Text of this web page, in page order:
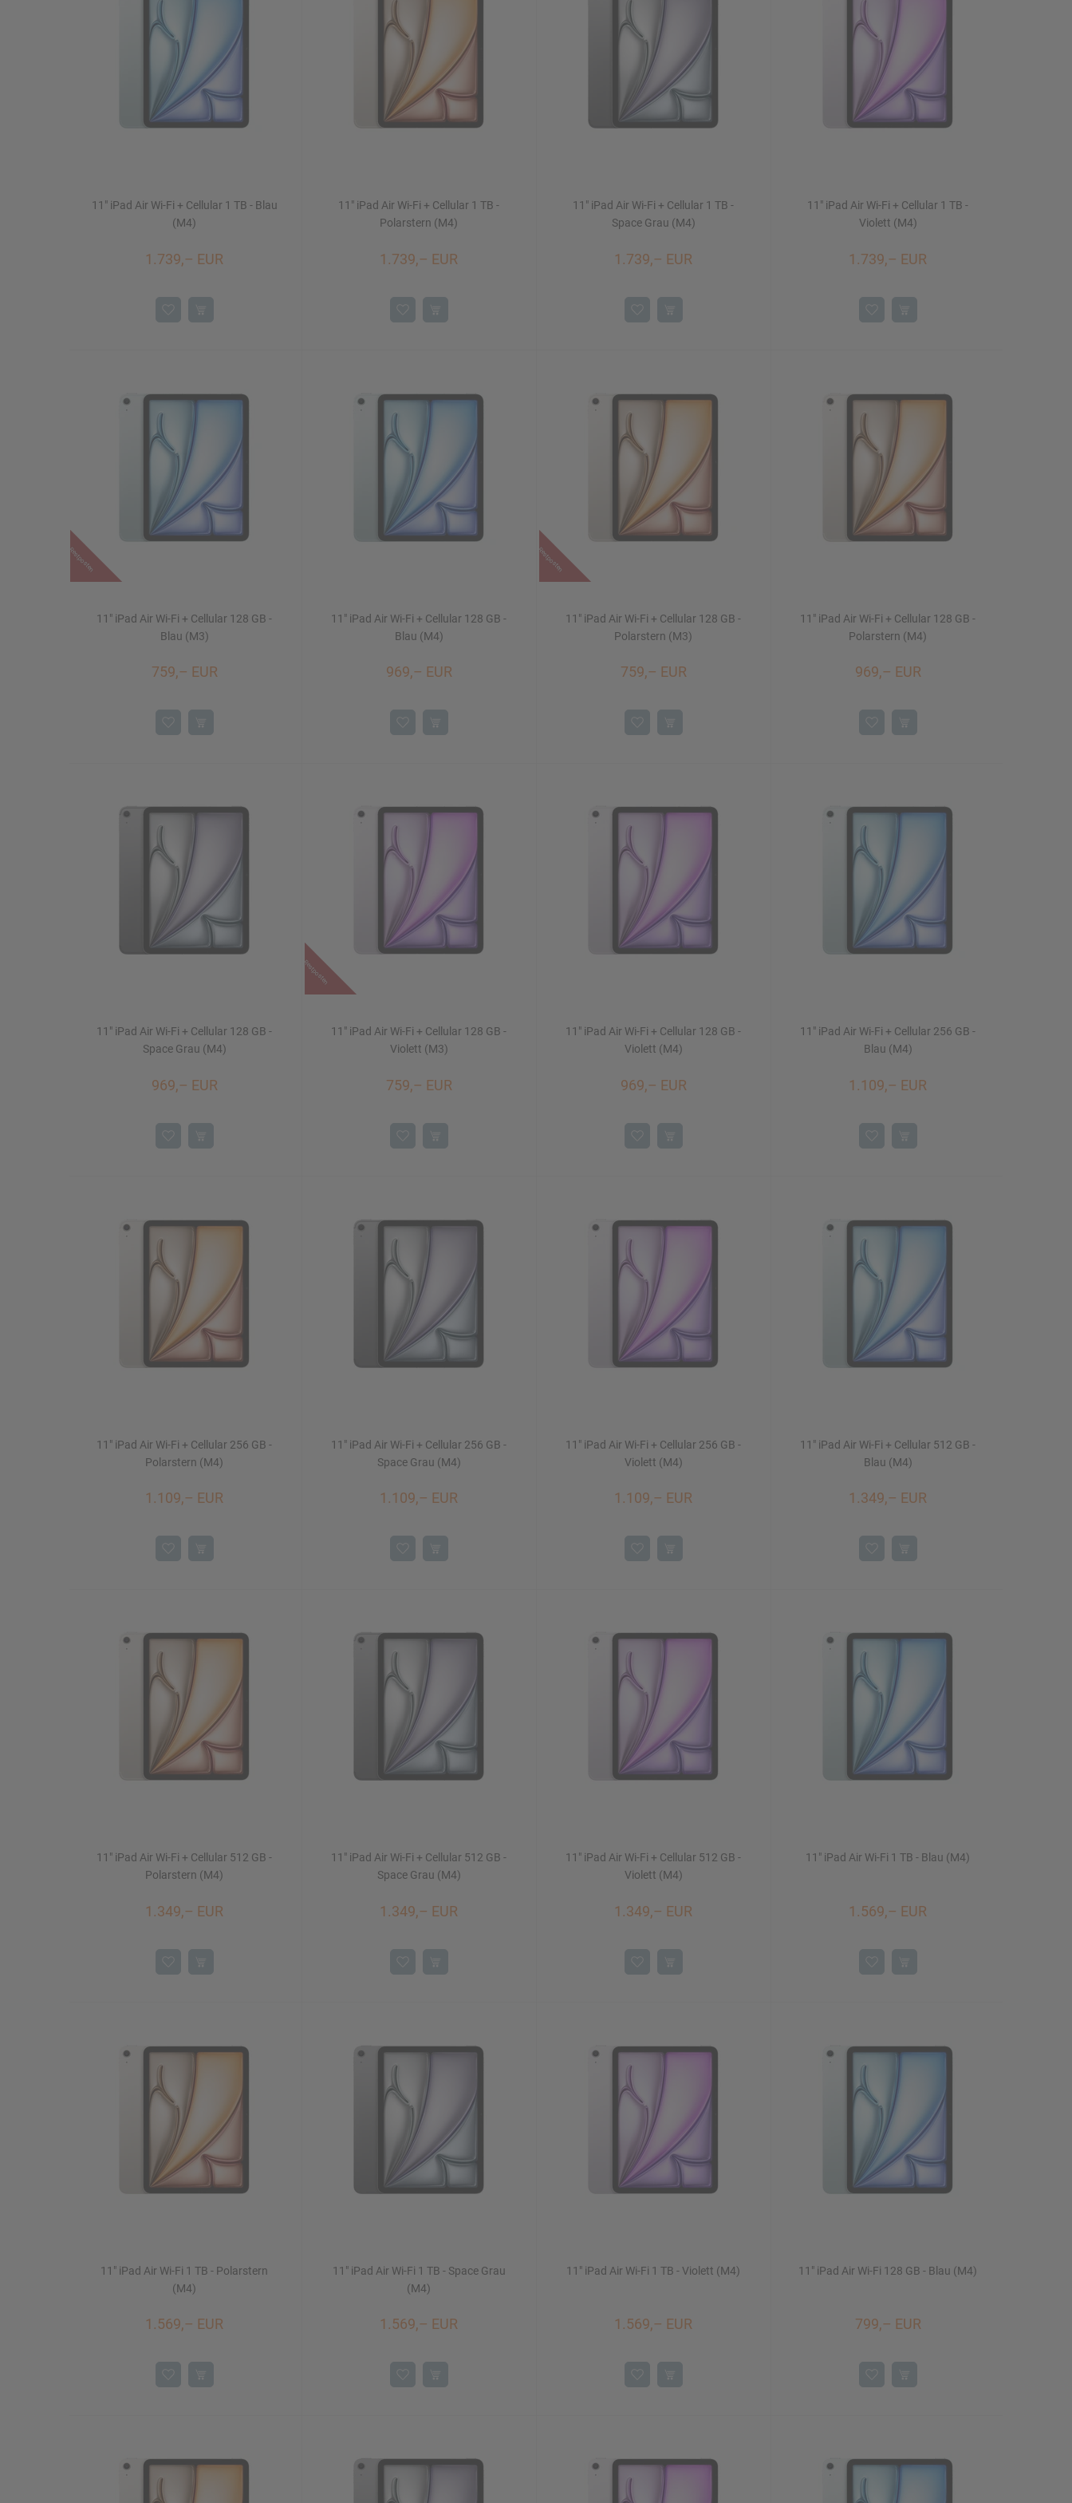
Mac Studio
iMac 24"
Displays NEU
iPhone 16/16 Plus
11" iPad Air Wi-Fi + Cellular 1 TB - Blau
(M4)
1.739,– EUR
11" iPad Air Wi-Fi + Cellular 1 TB -
Polarstern (M4)
1.739,– EUR
11" iPad Air Wi-Fi + Cellular 1 TB -
Space Grau (M4)
1.739,– EUR
11" iPad Air Wi-Fi + Cellular 1 TB -
Violett (M4)
1.739,– EUR
Restposten
11" iPad Air Wi-Fi + Cellular 128 GB -
Blau (M3)
759,– EUR
11" iPad Air Wi-Fi + Cellular 128 GB -
Blau (M4)
969,– EUR
Restposten
11" iPad Air Wi-Fi + Cellular 128 GB -
Polarstern (M3)
759,– EUR
11" iPad Air Wi-Fi + Cellular 128 GB -
Polarstern (M4)
969,– EUR
11" iPad Air Wi-Fi + Cellular 128 GB -
Space Grau (M4)
969,– EUR
Restposten
11" iPad Air Wi-Fi + Cellular 128 GB -
Violett (M3)
759,– EUR
11" iPad Air Wi-Fi + Cellular 128 GB -
Violett (M4)
969,– EUR
11" iPad Air Wi-Fi + Cellular 256 GB -
Blau (M4)
1.109,– EUR
11" iPad Air Wi-Fi + Cellular 256 GB -
Polarstern (M4)
1.109,– EUR
11" iPad Air Wi-Fi + Cellular 256 GB -
Space Grau (M4)
1.109,– EUR
11" iPad Air Wi-Fi + Cellular 256 GB -
Violett (M4)
1.109,– EUR
11" iPad Air Wi-Fi + Cellular 512 GB -
Blau (M4)
1.349,– EUR
11" iPad Air Wi-Fi + Cellular 512 GB -
Polarstern (M4)
1.349,– EUR
11" iPad Air Wi-Fi + Cellular 512 GB -
Space Grau (M4)
1.349,– EUR
11" iPad Air Wi-Fi + Cellular 512 GB -
Violett (M4)
1.349,– EUR
11" iPad Air Wi-Fi 1 TB - Blau (M4)
1.569,– EUR
11" iPad Air Wi-Fi 1 TB - Polarstern
(M4)
1.569,– EUR
11" iPad Air Wi-Fi 1 TB - Space Grau
(M4)
1.569,– EUR
11" iPad Air Wi-Fi 1 TB - Violett (M4)
1.569,– EUR
11" iPad Air Wi-Fi 128 GB - Blau (M4)
799,– EUR